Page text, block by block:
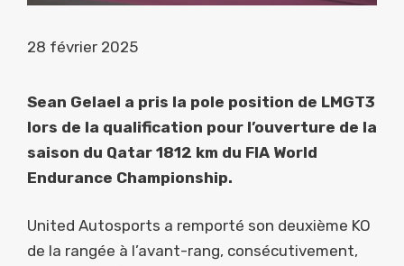
28 février 2025
Sean Gelael a pris la pole position de LMGT3
lors de la qualification pour l’ouverture de la
saison du Qatar 1812 km du FIA World
Endurance Championship.
United Autosports a remporté son deuxième KO
de la rangée à l’avant-rang, consécutivement,